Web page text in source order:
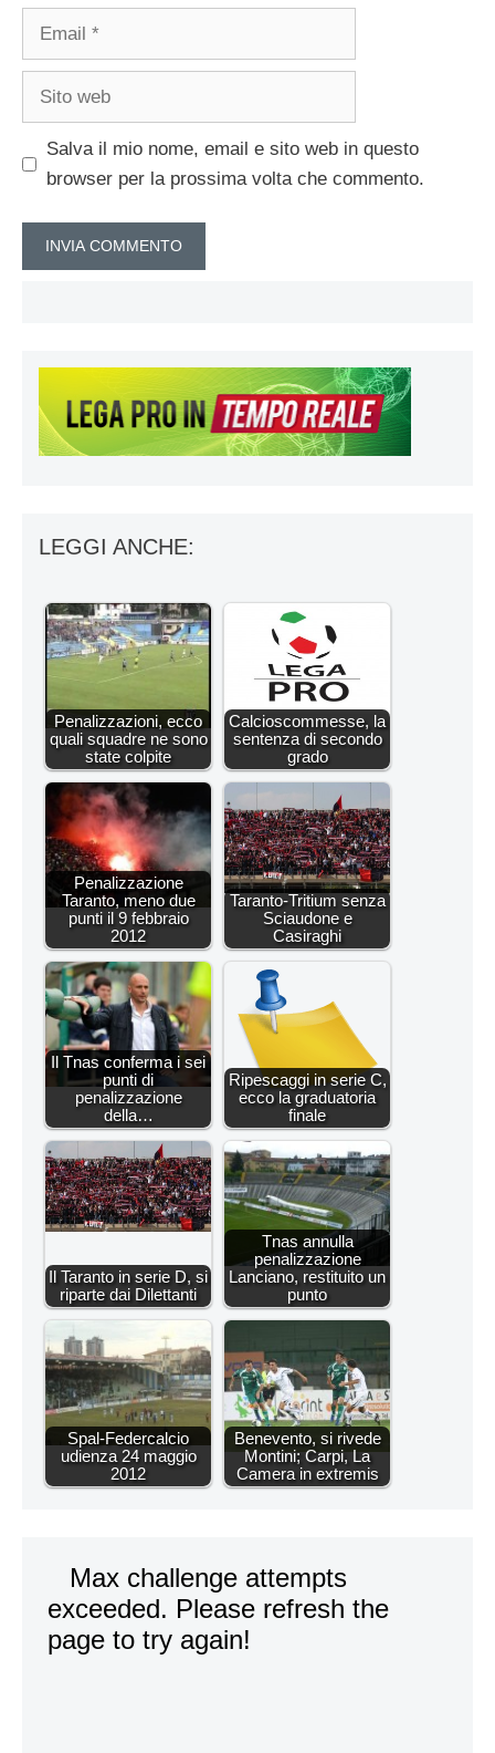
Email
Sito
Salva il mio nome, email e sito web in questo
browser per la prossima volta che commento.
LEGGI ANCHE:
Penalizzazioni, ecco
quali squadre ne sono
state colpite
Calcioscommesse, la
sentenza di secondo
grado
Penalizzazione
Taranto, meno due
punti il 9 febbraio
2012
Taranto-Tritium senza
Sciaudone e
Casiraghi
Il Tnas conferma i sei
punti di
penalizzazione
della…
Ripescaggi in serie C,
ecco la graduatoria
finale
Il Taranto in serie D, si
riparte dai Dilettanti
Tnas annulla
penalizzazione
Lanciano, restituito un
punto
Spal-Federcalcio
udienza 24 maggio
2012
Benevento, si rivede
Montini; Carpi, La
Camera in extremis